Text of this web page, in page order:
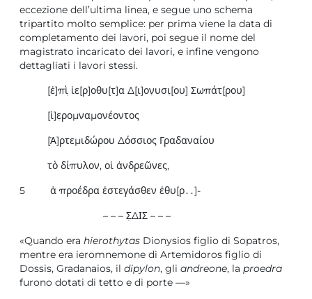
eccezione dell’ultima linea, e segue uno schema
tripartito molto semplice: per prima viene la data di
completamento dei lavori, poi segue il nome del
magistrato incaricato dei lavori, e infine vengono
dettagliati i lavori stessi.
[ἐ]π̣ὶ ἱε[ρ]οθυ[τ]α Δ̣[ι]ον̣υσι̣[ου] Σωπάτ[ρου]
[ἱ]ε̣ρομναμονέοντος
[Ἀ]ρτεμιδώρου Δόσσιος Γραδαναίου
τὸ δίπυλον, οἱ ἀνδρεῶνες,
5 ἁ προέδρα ἐστεγάσθεν ἐθυ[ρ․․]-
– – – Σ̣ΔΙΣ – – –
«Quando era hierothytas Dionysios figlio di Sopatros,
mentre era ieromnemone di Artemidoros figlio di
Dossis, Gradanaios, il dipylon, gli andreone, la proedra
furono dotati di tetto e di porte —»